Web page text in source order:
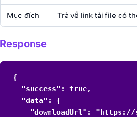
Mục đích Trả về link tải file có
Response
{
  "success": true,
  "data": {
"downloadUrl":